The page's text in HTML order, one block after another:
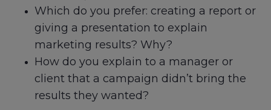
Which do you prefer: creating a report or
giving a presentation to explain
marketing results? Why?
How do you explain to a manager or
client that a campaign didn’t bring the
results they wanted?